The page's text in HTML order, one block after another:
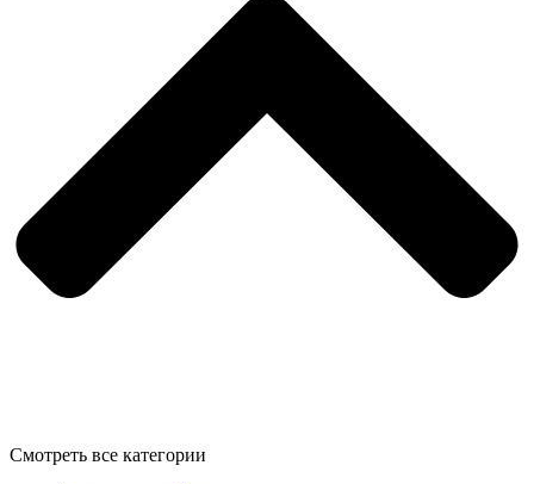
Смотреть все категории